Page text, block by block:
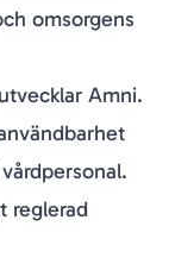
omsorgens
Amni.
reglerad